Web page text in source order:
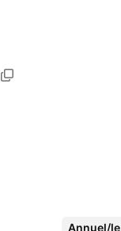
Annuel/le
Plus